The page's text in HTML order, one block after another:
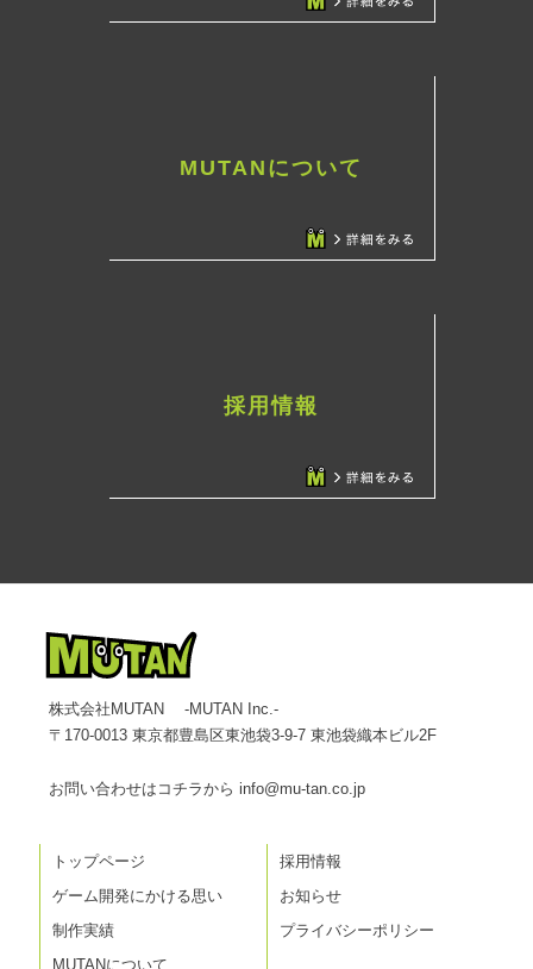
MUTANについて
採用情報
株式会社MUTAN -MUTAN Inc.-
〒170-0013 東京都豊島区東池袋3-9-7 東池袋織本ビル2F
お問い合わせはコチラからinfo@mu-tan.co.jp
トップページ
ゲーム開発にかける思い
制作実績
MUTANについて
採用情報
お知らせ
プライバシーポリシー